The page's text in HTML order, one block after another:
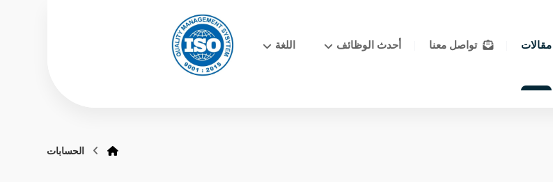
مقالات تواصل معنا أحدث الوظائف اللغة
الحسابات